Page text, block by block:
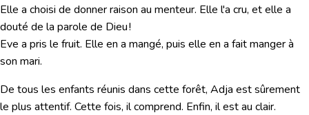
Elle a choisi de donner raison au menteur. Elle l'a cru, et elle a
douté de la parole de Dieu !
Eve a pris le fruit. Elle en a mangé, puis elle en a fait manger à
son mari.
De tous les enfants réunis dans cette forêt, Adja est sûrement
le plus attentif. Cette fois, il comprend. Enfin, il est au clair.